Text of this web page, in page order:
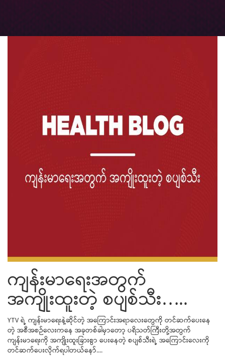
ကျန်းမာရေးအတွက်
အကျိုးထူးတဲ့ စပျစ်သီး…..
YTV ရဲ့ ကျန်းမာရေးနဲ့ဆိုင်တဲ့ အကြောင်းအရာလေးတွေကို တင်ဆက်ပေးနေ
တဲ့ အစီအစဉ်လေးကနေ အခုတစ်ခါမှာတော့ ပရိသတ်ကြီးတို့အတွက်
ကျန်းမာရေးကို အကျိုးထူးခြားစွာ ပေးနေတဲ့ စပျစ်သီးရဲ့ အကြောင်းလေးကို
တင်ဆက်ပေးလိုက်ရပါတယ်နော်....